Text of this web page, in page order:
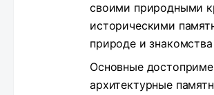
своими природными
историческими
природе и
Основные
архитектурные